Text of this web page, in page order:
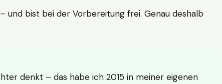
und bist bei der Vorbereitung frei. Genau deshalb
denkt – das habe ich 2015 in meiner eigenen